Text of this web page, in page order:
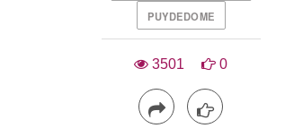
PUYDEDOME
3501 0